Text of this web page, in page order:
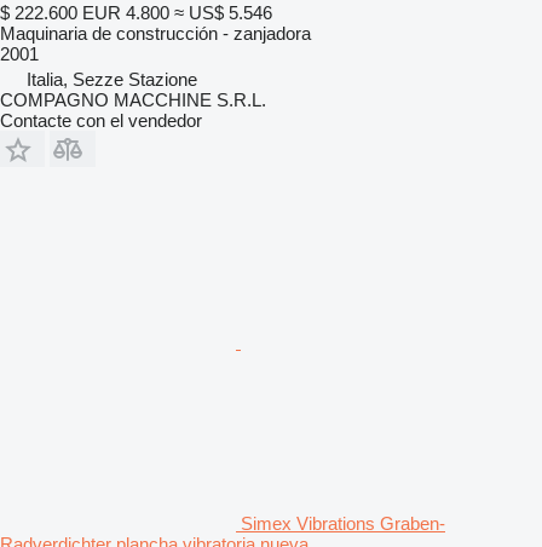
$ 222.600 EUR 4.800 ≈ US$ 5.546
Maquinaria de construcción - zanjadora
2001
Italia, Sezze Stazione
COMPAGNO MACCHINE S.R.L.
Contacte con el vendedor
Simex Vibrations Graben-